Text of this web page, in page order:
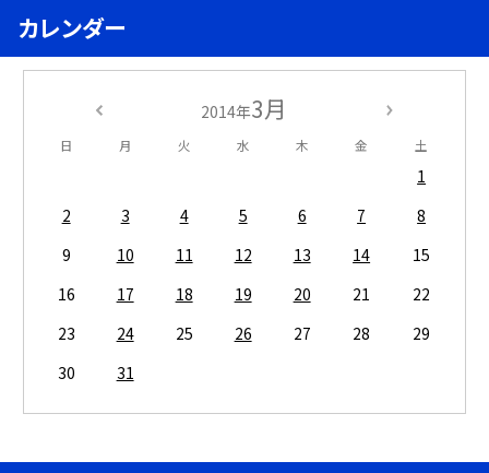
カレンダー
2014年3月
日 月 火 水 木 金 土
1
2
3 4 5 6 7
8
9
10 11 12 13 14
15
16
17 18 19 20 21
22
23
24 25 26 27 28
29
30
31